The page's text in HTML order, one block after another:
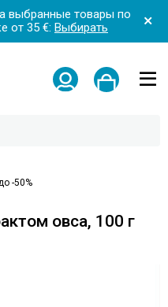
выбранные товары по
от 35 €: Выбирать
-50%
овса, 100 г